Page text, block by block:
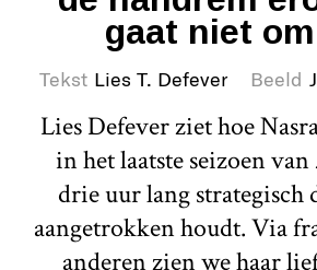
gaat niet
Tekst Lies T. Defever Beeld
Lies Defever ziet hoe
in het laatste seizoen van
drie uur lang strategisch
aangetrokken houdt. Via
anderen zien we haar